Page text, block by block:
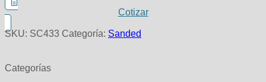
Cotizar
SKU: SC433 Categoría: Sanded
Categorías